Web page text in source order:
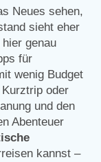
Neues sehen,
sieht eher
genau
für
wenig Budget
oder
und den
Abenteuer
kannst –